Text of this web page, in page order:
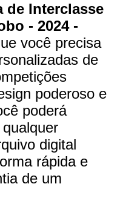
de Interclasse
- 2024 -
você precisa
de
poderoso e
poderá
digital
rápida e
de um